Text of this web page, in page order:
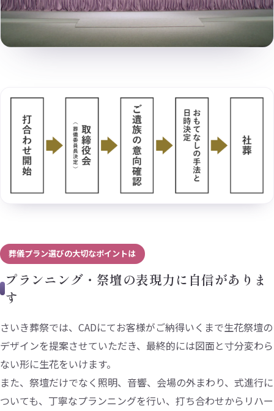
葬儀プラン選びの大切なポイントは
プランニング・祭壇の表現力に自信がありま
す
さいき葬祭では、CADにてお客様がご納得いくまで生花祭壇の
デザインを提案させていただき、最終的には図面と寸分変わら
ない形に生花をいけます。
また、祭壇だけでなく照明、音響、会場の外まわり、式進行に
ついても、丁寧なプランニングを行い、打ち合わせからリハー